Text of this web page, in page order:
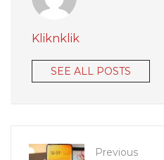
Kliknklik
SEE ALL POSTS
Previous